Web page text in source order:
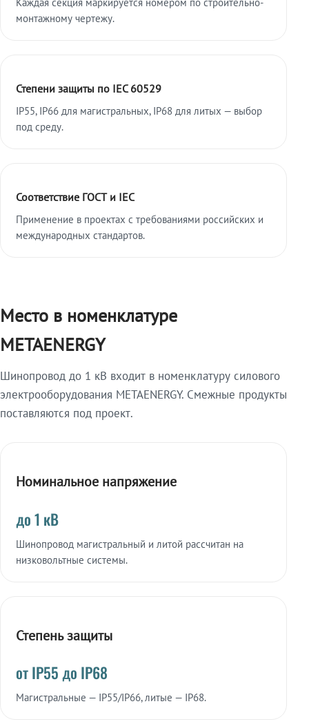
монтажному чертежу.
Степени защиты по IEC 60529
IP55, IP66 для магистральных, IP68 для литых — выбор
под среду.
Соответствие ГОСТ и IEC
Применение в проектах с требованиями российских и
международных стандартов.
Место в номенклатуре
METAENERGY
Шинопровод до 1 кВ входит в номенклатуру силового
электрооборудования METAENERGY. Смежные продукты
поставляются под проект.
Номинальное напряжение
до 1 кВ
Шинопровод магистральный и литой рассчитан на
низковольтные системы.
Степень защиты
от IP55 до IP68
Магистральные — IP55/IP66, литые — IP68.